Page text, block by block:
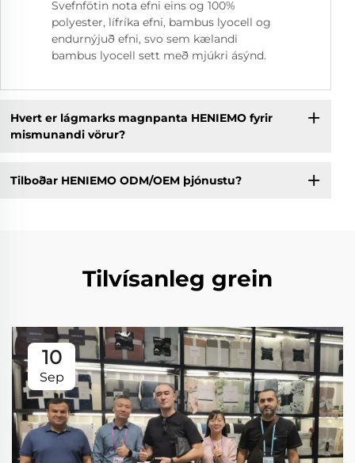
Svefnfötin nota efni eins og 100%
polyester, lífríka efni, bambus lyocell og
endurnýjuð efni, svo sem kælandi
bambus lyocell sett með mjúkri ásýnd.
Hvert er lágmarks magnpanta HENIEMO fyrir
mismunandi vörur?
Tilboðar HENIEMO ODM/OEM þjónustu?
Tilvísanleg grein
10
Sep